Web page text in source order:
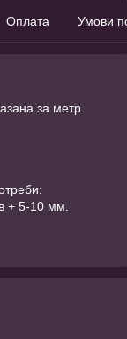
Оплата Умови
за метр.
+ 5-10 мм.